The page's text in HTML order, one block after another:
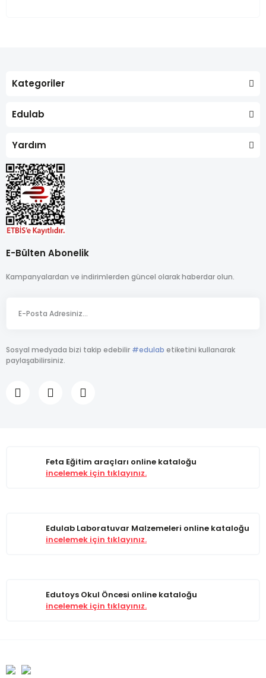
Kategoriler
Edulab
Yardım
E-Bülten Abonelik
Kampanyalardan ve indirimlerden güncel olarak haberdar olun.
Sosyal medyada bizi takip edebilir #edulab etiketini kullanarak
paylaşabilirsiniz.
Feta Eğitim araçları online kataloğu
incelemek için tıklayınız.
Edulab Laboratuvar Malzemeleri online kataloğu
incelemek için tıklayınız.
Edutoys Okul Öncesi online kataloğu
incelemek için tıklayınız.